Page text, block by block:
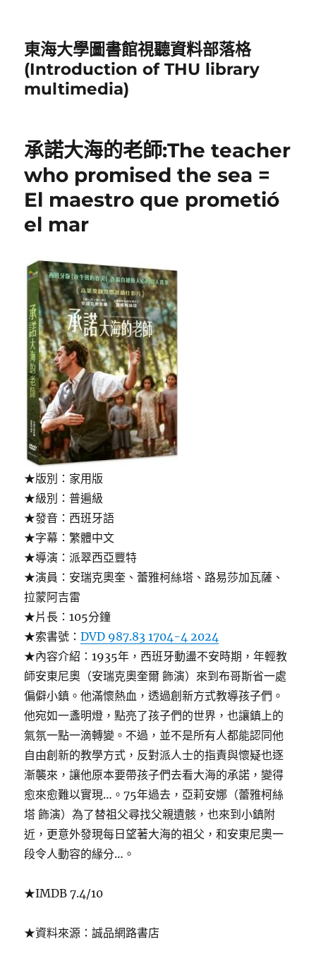
東海大學圖書館視聽資料部落格
(Introduction of THU library
multimedia)
承諾大海的老師:The teacher
who promised the sea =
El maestro que prometió
el mar
★版別：家用版
★級別：普遍級
★發音：西班牙語
★字幕：繁體中文
★導演：派翠西亞豐特
★演員：安瑞克奧奎、蕾雅柯絲塔、路易莎加瓦薩、
拉蒙阿吉雷
★片長：105分鐘
★索書號：DVD 987.83 1704-4 2024
★內容介紹：1935年，西班牙動盪不安時期，年輕教
師安東尼奧（安瑞克奧奎爾 飾演）來到布哥斯省一處
偏僻小鎮。他滿懷熱血，透過創新方式教導孩子們。
他宛如一盞明燈，點亮了孩子們的世界，也讓鎮上的
氣氛一點一滴轉變。不過，並不是所有人都能認同他
自由創新的教學方式，反對派人士的指責與懷疑也逐
漸襲來，讓他原本要帶孩子們去看大海的承諾，變得
愈來愈難以實現…。75年過去，亞莉安娜（蕾雅柯絲
塔 飾演）為了替祖父尋找父親遺骸，也來到小鎮附
近，更意外發現每日望著大海的祖父，和安東尼奧一
段令人動容的緣分…。
★IMDB 7.4/10
★資料來源：誠品網路書店